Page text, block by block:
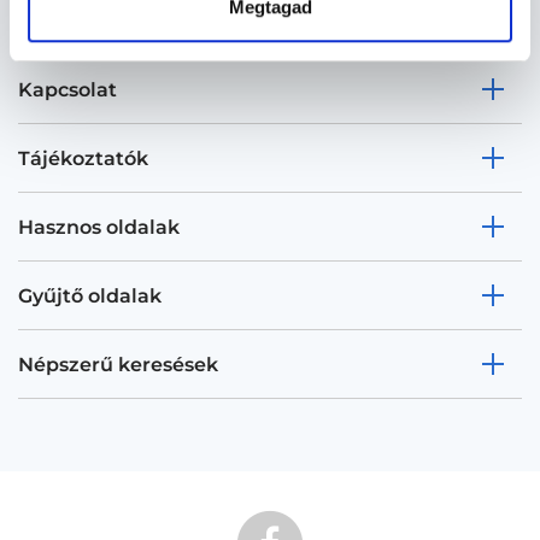
Megtagad
Kapcsolat
Tájékoztatók
Hasznos oldalak
Gyűjtő oldalak
Népszerű keresések